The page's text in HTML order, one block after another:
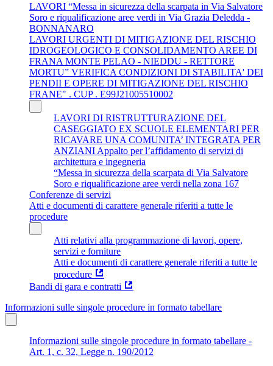
LAVORI “Messa in sicurezza della scarpata in Via Salvatore
Soro e riqualificazione aree verdi in Via Grazia Deledda -
BONNANARO
LAVORI URGENTI DI MITIGAZIONE DEL RISCHIO
IDROGEOLOGICO E CONSOLIDAMENTO AREE DI
FRANA MONTE PELAO - NIEDDU - RETTORE
MORTU” VERIFICA CONDIZIONI DI STABILITA' DEI
PENDII E OPERE DI MITIGAZIONE DEL RISCHIO
FRANE" . CUP . E99J21005510002
LAVORI DI RISTRUTTURAZIONE DEL
CASEGGIATO EX SCUOLE ELEMENTARI PER
RICAVARE UNA COMUNITA’ INTEGRATA PER
ANZIANI Appalto per l’affidamento di servizi di
architettura e ingegneria
“Messa in sicurezza della scarpata di Via Salvatore
Soro e riqualificazione aree verdi nella zona 167
Conferenze di servizi
Atti e documenti di carattere generale riferiti a tutte le
procedure
Atti relativi alla programmazione di lavori, opere,
servizi e forniture
Atti e documenti di carattere generale riferiti a tutte le
procedure
Bandi di gara e contratti
Informazioni sulle singole procedure in formato tabellare
Informazioni sulle singole procedure in formato tabellare -
Art. 1, c. 32, Legge n. 190/2012